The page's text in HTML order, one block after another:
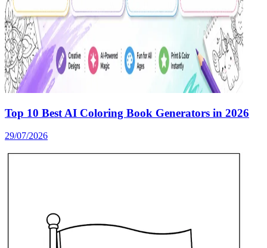
Top 10 Best AI Coloring Book Generators in 2026
29/07/2026